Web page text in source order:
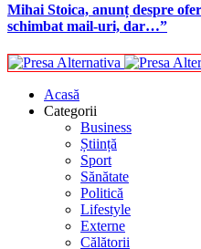
Mihai Stoica, anunț despre
schimbat mail-uri, dar…”
Acasă
Categorii
Business
Știință
Sport
Sănătate
Politică
Lifestyle
Externe
Călătorii